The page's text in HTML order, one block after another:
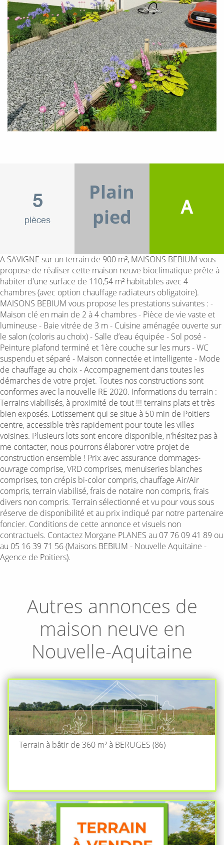
5
pièces
Plain
pied
A
A SAVIGNE sur un terrain de 900 m², MAISONS BEBIUM vous
propose de réaliser cette maison neuve bioclimatique prête à
habiter d'une surface de 110,54 m² habitables avec 4
chambres (avec option chauffage radiateurs obligatoire).
MAISONS BEBIUM vous propose les prestations suivantes : -
Maison clé en main de 2 à 4 chambres - Pièce de vie vaste et
lumineuse - Baie vitrée de 3 m - Cuisine aménagée ouverte sur
le salon (coloris au choix) - Salle d’eau équipée - Sol posé -
Peinture plafond terminé et 1ère couche sur les murs - WC
suspendu et séparé - Maison connectée et intelligente - Mode
de chauffage au choix - Accompagnement dans toutes les
démarches de votre projet. Toutes nos constructions sont
conformes avec la nouvelle RE 2020. Informations du terrain :
Terrains viabilisés, à proximité de tout !!! terrains plats et très
bien exposés. Lotissement qui se situe à 50 min de Poitiers
centre, accessible très rapidement pour toute les villes
voisines. Plusieurs lots sont encore disponible, n'hésitez pas à
me contacter, nous pourrons élaborer votre projet de
construction ensemble ! Prix avec assurance dommages-
ouvrage comprise, VRD comprises, menuiseries blanches
comprises, ton crépis bi-color compris, chauffage Air/Air
compris, terrain viabilisé, frais de notaire non compris, frais
divers non compris. Terrain sélectionné et vu pour vous sous
réserve de disponibilité et au prix indiqué par notre partenaire
foncier. Conditions de cette annonce et visuels non
contractuels. Contactez Morgane PLANES au 07 76 09 41 89 ou
au 05 16 39 71 56 (Maisons BEBIUM - Nouvelle Aquitaine -
Agence de Poitiers).
Autres annonces de
maison neuve en
Nouvelle-Aquitaine
Terrain à bâtir de 360 m² à BERUGES (86)